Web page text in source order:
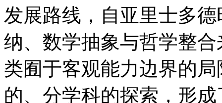
发展路线，自亚里士多
纳、数学抽象与哲学整
类囿于客观能力边界的
的、分学科的探索，形